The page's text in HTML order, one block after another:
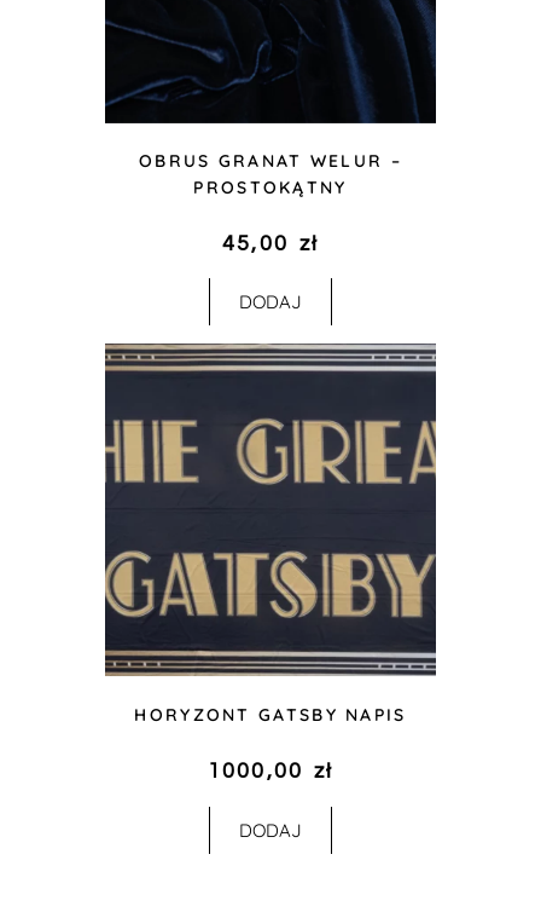
OBRUS GRANAT WELUR –
PROSTOKĄTNY
45,00 zł
DODAJ
HORYZONT GATSBY NAPIS
1000,00 zł
DODAJ